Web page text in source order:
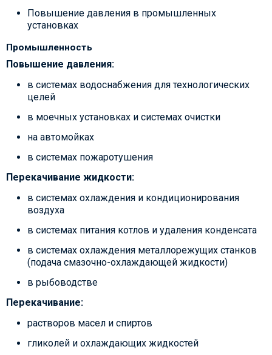
Повышение давления в промышленных
установках
Промышленность
Повышение давления:
в системах водоснабжения для технологических
целей
в моечных установках и системах очистки
на автомойках
в системах пожаротушения
Перекачивание жидкости:
в системах охлаждения и кондиционирования
воздуха
в системах питания котлов и удаления конденсата
в системах охлаждения металлорежущих станков
(подача смазочно-охлаждающей жидкости)
в рыбоводстве
Перекачивание:
растворов масел и спиртов
гликолей и охлаждающих жидкостей